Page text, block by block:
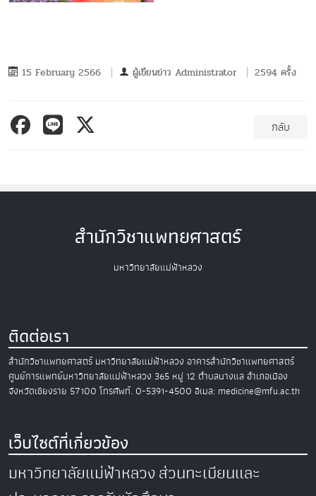
15 February 2566 ผู้เขียนข่าว Administrator 2594 ครั้ง
กลับ
สำนักวิชาแพทยศาสตร์
มหาวิทยาลัยแม่ฟ้าหลวง
ติดต่อเรา
สำนักวิชาแพทยศาสตร์ มหาวิทยาลัยแม่ฟ้าหลวง อาคารสำนักวิชาแพทยศาสตร์
ศูนย์การแพทย์มหาวิทยาลัยแม่ฟ้าหลวง 365 หมู่ 12 ตำบลนางแล อำเภอเมือง
จังหวัดเชียงราย 57100 โทรศัพท์. 0-5391-4500 อีเมล: medicine@mfu.ac.th
เว็บไซต์ที่เกี่ยวข้อง
มหาวิทยาลัยแม่ฟ้าหลวงส่วนทะเบียนและ